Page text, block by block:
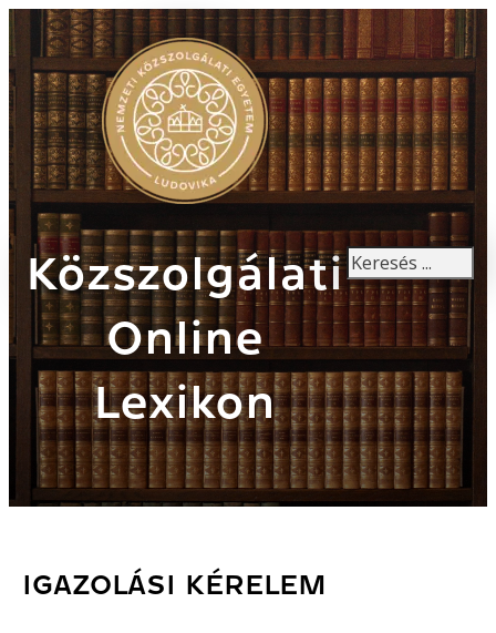
Közszolgálati
Online
Lexikon
Keresés
IGAZOLÁSI KÉRELEM